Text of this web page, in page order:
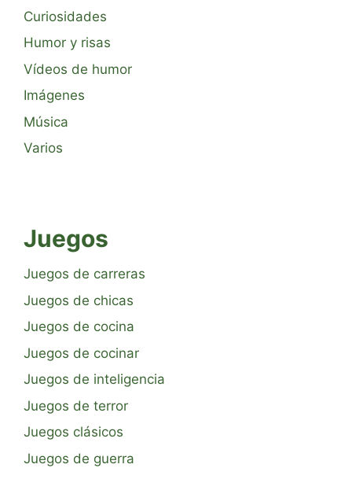
Curiosidades
Humor y risas
Vídeos de humor
Imágenes
Música
Varios
Juegos
Juegos de carreras
Juegos de chicas
Juegos de cocina
Juegos de cocinar
Juegos de inteligencia
Juegos de terror
Juegos clásicos
Juegos de guerra